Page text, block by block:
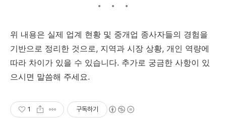
위 내용은 실제 업계 현황 및 중개업 종사자들의 경험을
기반으로 정리한 것으로, 지역과 시장 상황, 개인 역량에
따라 차이가 있을 수 있습니다. 추가로 궁금한 사항이 있
으시면 말씀해 주세요.
1 구독하기